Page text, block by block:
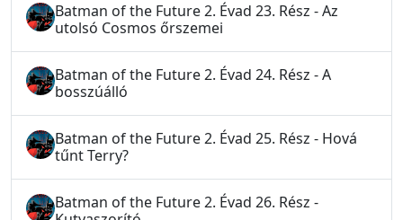
Batman of the Future 2. Évad 23. Rész - Az
utolsó Cosmos őrszemei
Batman of the Future 2. Évad 24. Rész - A
bosszúálló
Batman of the Future 2. Évad 25. Rész - Hová
tűnt Terry?
Batman of the Future 2. Évad 26. Rész -